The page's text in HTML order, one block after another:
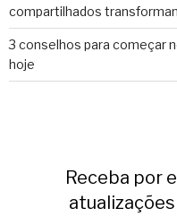
compartilhados
3 conselhos para começar
hoje
Receba por